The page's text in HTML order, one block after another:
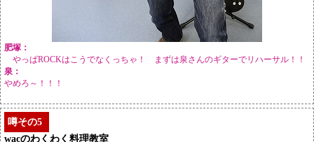
肥塚：
やっぱROCKはこうでなくっちゃ！ まずは泉さんのギターでリハーサル！！
泉：
やめろ～！！！
噂その5
wacのわくわく料理教室